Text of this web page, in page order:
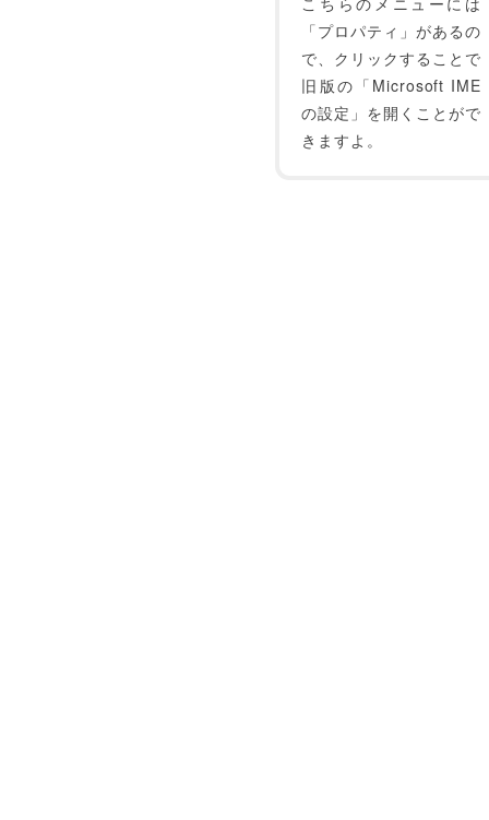
「プロパティ」があるの
で、クリックすることで
旧版の「Microsoft IME
の設定」を開くことがで
きますよ。